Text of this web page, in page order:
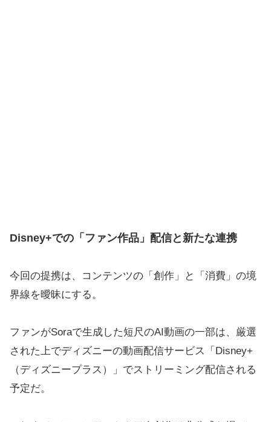
Disney+での「ファン作品」配信と新たな連携
今回の提携は、コンテンツの「創作」と「消費」の境
界線を曖昧にする。
ファンがSoraで生成した短尺のAI動画の一部は、厳選
された上でディズニーの動画配信サービス「Disney+
（ディズニープラス）」でストリーミング配信される
予定だ。